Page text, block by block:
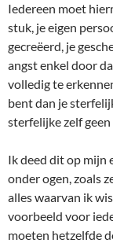
Iedereen moet
stuk, je eigen
gecreëerd, je
angst enkel door
volledig te
bent dan je
sterfelijke zelf
Ik deed dit op mijn
onder ogen, zoals
alles waarvan ik
voorbeeld voor
moeten hetzelfde